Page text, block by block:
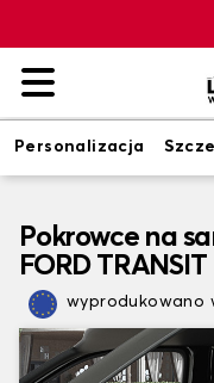
Personalizacja
Pokrowce na
FORD TRANSIT
wyprodukowano